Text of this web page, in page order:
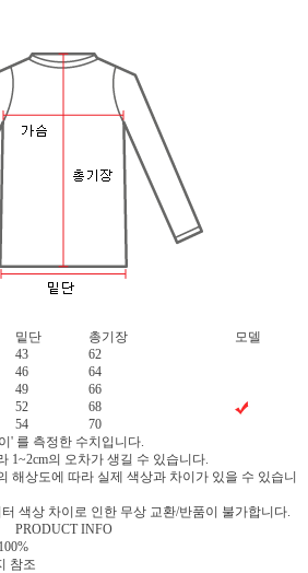
밑단 총기장
모델
43
62
46
64
49
66
52
68
54
70
' 를 측정한 수치입니다.
1~2cm의 오차가 생길 수 있습니다.
해상도에 따라 실제 색상과 차이가 있을 수 있습니
색상 차이로 인한 무상 교환/반품이 불가합니다.
PRODUCT INFO
참조